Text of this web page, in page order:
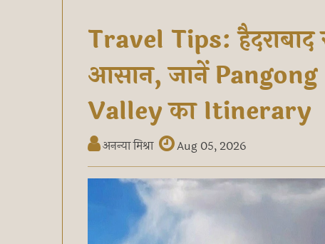
Travel Tips: हैदराबाद
आसान, जानें
Valley का Itinerary
अनन्या मिश्रा Aug 05, 2026